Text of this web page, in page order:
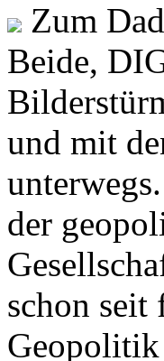
Zum
Beide,
und mit
der
schon seit
Geopolitik